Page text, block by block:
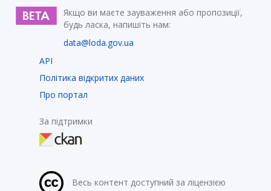
Якщо ви маєте зауваження або пропозиції,
будь ласка, напишіть нам:
data@loda.gov.ua
API
Політика відкритих даних
Про портал
За підтримки
Весь контент доступний за ліцензією